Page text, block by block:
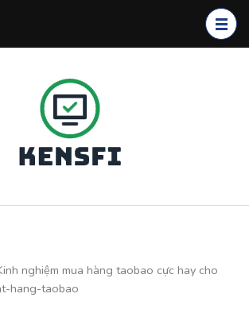
nghiệm mua hàng taobao cực hay cho
hang-taobao